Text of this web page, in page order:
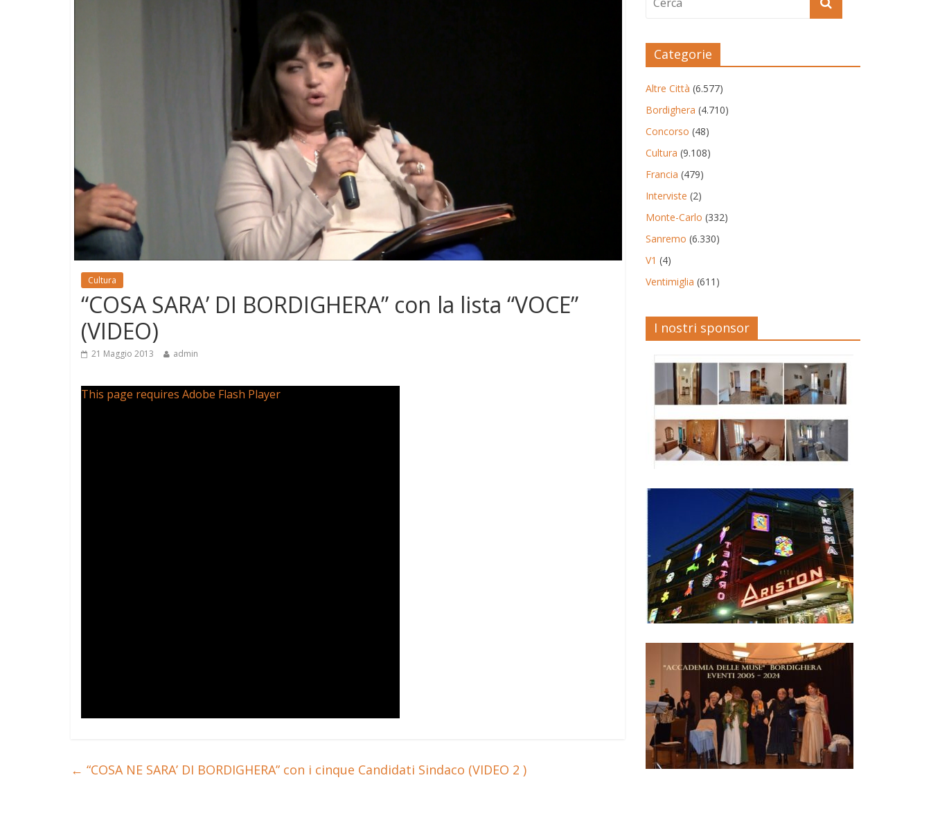
Cultura
“COSA SARA’ DI BORDIGHERA” con la lista “VOCE”
(VIDEO)
21 Maggio 2013 admin
This page requires Adobe Flash Player
← “COSA NE SARA’ DI BORDIGHERA” con i cinque Candidati Sindaco (VIDEO 2 )
Categorie
Altre Città (6.577)
Bordighera (4.710)
Concorso (48)
Cultura (9.108)
Francia (479)
Interviste (2)
Monte-Carlo (332)
Sanremo (6.330)
V1 (4)
Ventimiglia (611)
I nostri sponsor